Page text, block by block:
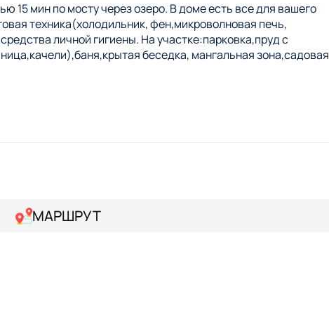
15 мин по мосту через озеро. В доме есть все для вашего
техника(холодильник, фен,микроволновая печь,
личной гигиены. На участке:парковка,пруд с
беседка, мангальная зона,садовая
у себя в гостях
МАРШРУТ